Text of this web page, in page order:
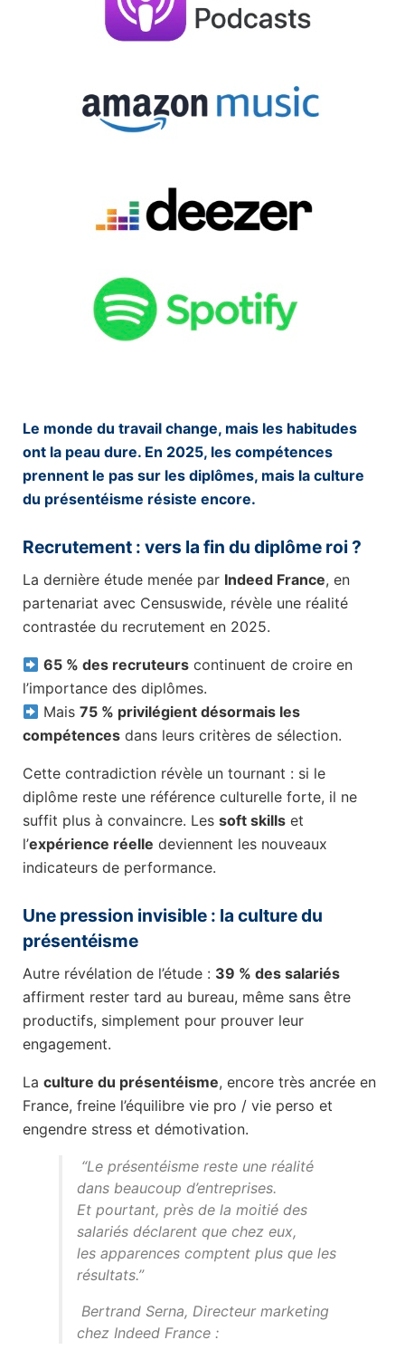
Le monde du travail change, mais les habitudes
ont la peau dure. En 2025, les compétences
prennent le pas sur les diplômes, mais la culture
du présentéisme résiste encore.
Recrutement : vers la fin du diplôme roi ?
La dernière étude menée par Indeed France, en
partenariat avec Censuswide, révèle une réalité
contrastée du recrutement en 2025.
65 % des recruteurs continuent de croire en
l’importance des diplômes.
Mais75 % privilégient désormais les
compétences dans leurs critères de sélection.
Cette contradiction révèle un tournant : si le
diplôme reste une référence culturelle forte, il ne
suffit plus à convaincre. Les soft skills et
l’expérience réelle deviennent les nouveaux
indicateurs de performance.
Une pression invisible : la culture du
présentéisme
Autre révélation de l’étude : 39 % des salariés
affirment rester tard au bureau, même sans être
productifs, simplement pour prouver leur
engagement.
La culture du présentéisme, encore très ancrée en
France, freine l’équilibre vie pro / vie perso et
engendre stress et démotivation.
“Le présentéisme reste une réalité
dans beaucoup d’entreprises.
Et pourtant, près de la moitié des
salariés déclarent que chez eux,
les apparences comptent plus que les
résultats.”
Bertrand Serna, Directeur marketing
chez Indeed France :